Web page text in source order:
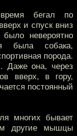
бегал по
и спуск вниз
было невероятно
была собака,
порода.
Даже она, через
вверх, в гору,
постоянный
многих бывает
другие мышцы